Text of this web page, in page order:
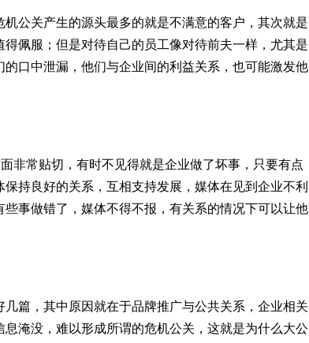
公关产生的源头最多的就是不满意的客户，其次就是
佩服；但是对待自己的员工像对待前夫一样，尤其是
口中泄漏，他们与企业间的利益关系，也可能激发他
非常贴切，有时不见得就是企业做了坏事，只要有点
持良好的关系，互相支持发展，媒体在见到企业不利
事做错了，媒体不得不报，有关系的情况下可以让他
篇，其中原因就在于品牌推广与公共关系，企业相关
淹没，难以形成所谓的危机公关，这就是为什么大公